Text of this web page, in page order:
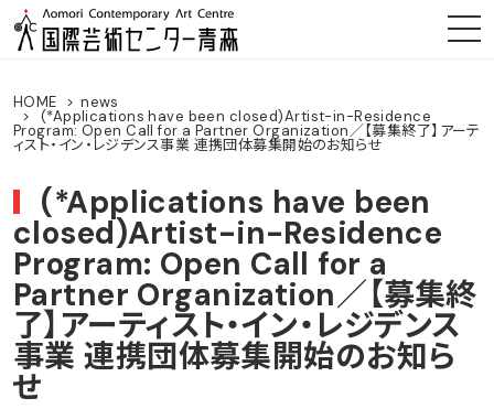
HOME news
(*Applications have been closed)Artist-in-Residence
Program: Open Call for a Partner Organization／【募集終了】アーテ
ィスト・イン・レジデンス事業 連携団体募集開始のお知らせ
(*Applications have been
closed)Artist-in-Residence
Program: Open Call for a
Partner Organization／【募集終
了】アーティスト・イン・レジデンス
事業 連携団体募集開始のお知ら
せ